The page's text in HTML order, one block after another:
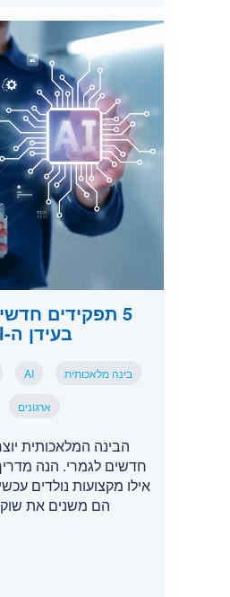
5 תפקידים
בעידן ה-AI
בינה מלאכותית AI
ארגונים
הבינה המלאכותית
חדשים לגמרי. הנה
אילו מקצועות נולדים
הם משנים את